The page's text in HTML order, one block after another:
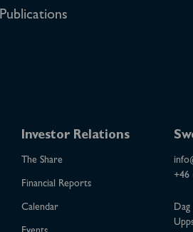
Publications
Investor Relations
The Share
Financial Reports
Calendar
+46
Dag